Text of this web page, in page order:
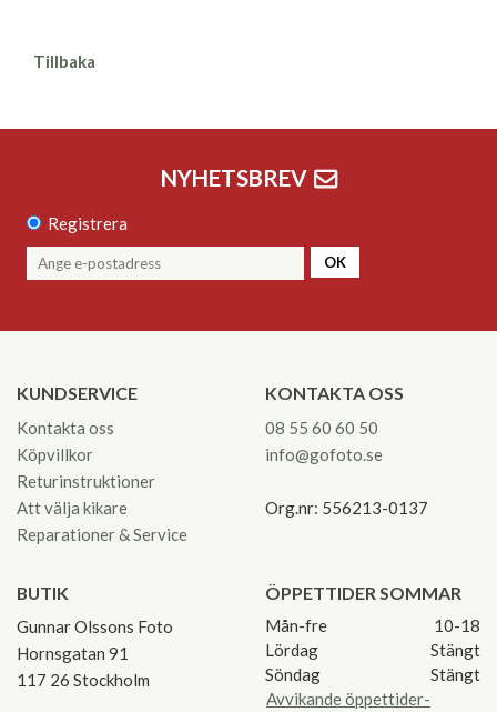
Tillbaka
NYHETSBREV
Registrera
OK
KUNDSERVICE
Kontakta oss
Köpvillkor
Returinstruktioner
Att välja kikare
Reparationer & Service
KONTAKTA OSS
08 55 60 60 50
info@gofoto.se
Org.nr: 556213-0137
BUTIK
Gunnar Olssons Foto
Hornsgatan 91
117 26 Stockholm
ÖPPETTIDER SOMMAR
Mån-fre
10-18
Lördag
Stängt
Söndag
Stängt
Avvikande öppettider-